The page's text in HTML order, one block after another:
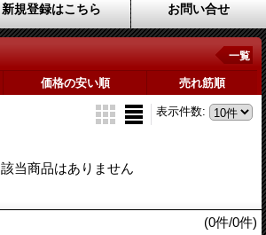
新規登録はこちら お問い合せ
一覧
価格の安い順 売れ筋順
表示件数:
該当商品はありません
(0件/0件)